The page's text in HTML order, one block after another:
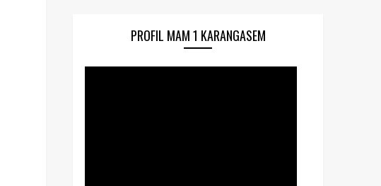
PROFIL MAM 1 KARANGASEM